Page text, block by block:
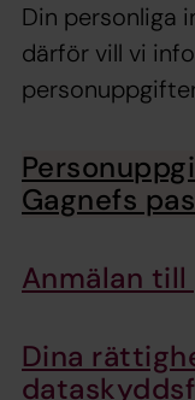
Din personliga
därför vill vi
Gagnefs
Anmälan
Dina